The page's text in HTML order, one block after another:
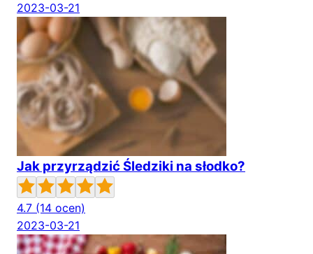
2023-03-21
Jak przyrządzić Śledziki na słodko?
4.7 (14 ocen)
2023-03-21